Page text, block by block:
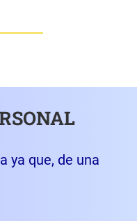
ya que, de una